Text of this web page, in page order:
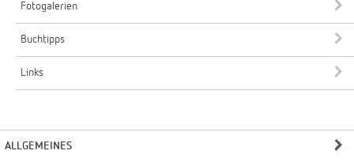
Fotogalerien
Buchtipps
Links
ALLGEMEINES